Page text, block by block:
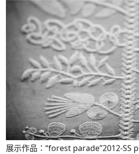
展示作品：“forest parade”2012-SS